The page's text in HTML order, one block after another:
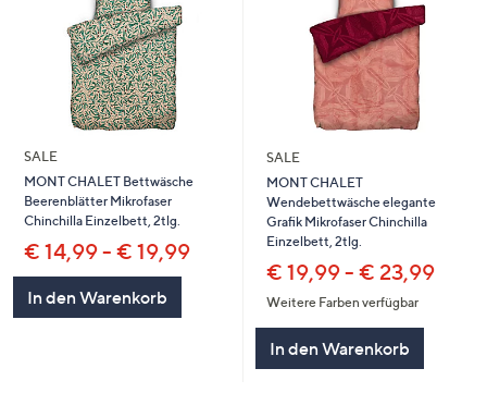
SALE
MONT CHALET Bettwäsche
Beerenblätter Mikrofaser
Chinchilla Einzelbett, 2tlg.
€ 14,99 - € 19,99
In den Warenkorb
SALE
MONT CHALET
Wendebettwäsche elegante
Grafik Mikrofaser Chinchilla
Einzelbett, 2tlg.
€ 19,99 - € 23,99
Weitere Farben verfügbar
In den Warenkorb